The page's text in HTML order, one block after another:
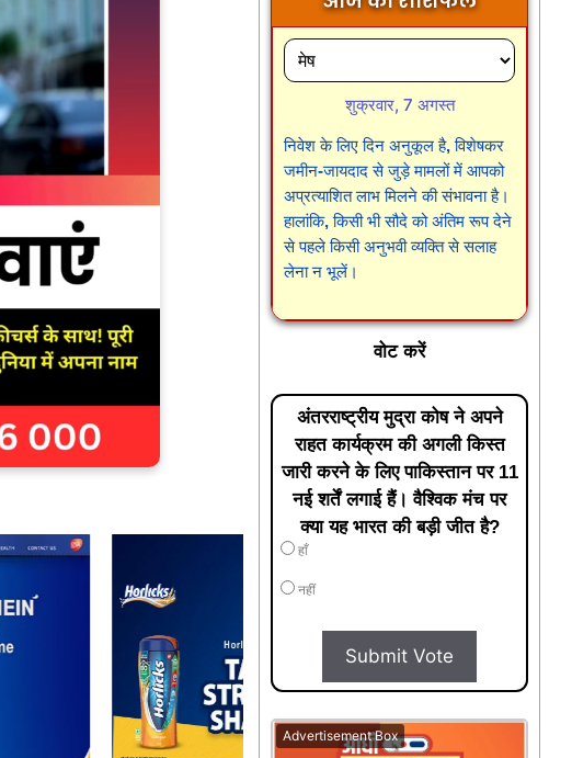
शुक्रवार, 7 अगस्त
निवेश के लिए दिन अनुकूल है, विशेषकर
जमीन-जायदाद से जुड़े मामलों में आपको
अप्रत्याशित लाभ मिलने की संभावना है।
हालांकि, किसी भी सौदे को अंतिम रूप देने
से पहले किसी अनुभवी व्यक्ति से सलाह
लेना न भूलें।
वोट करें
अंतरराष्ट्रीय मुद्रा कोष ने अपने
राहत कार्यक्रम की अगली किस्त
जारी करने के लिए पाकिस्तान पर 11
नई शर्तें लगाई हैं। वैश्विक मंच पर
क्या यह भारत की बड़ी जीत है?
हाँ
नहीं
Submit Vote
Advertisement Box